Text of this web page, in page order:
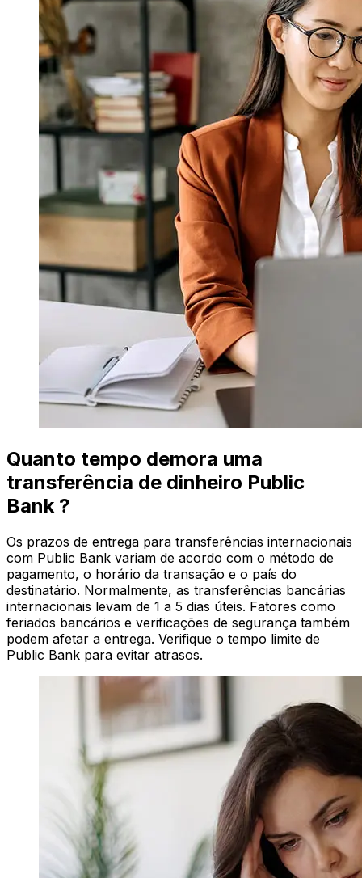
Quanto tempo demora uma
transferência de dinheiro Public
Bank ?
Os prazos de entrega para transferências internacionais
com Public Bank variam de acordo com o método de
pagamento, o horário da transação e o país do
destinatário. Normalmente, as transferências bancárias
internacionais levam de 1 a 5 dias úteis. Fatores como
feriados bancários e verificações de segurança também
podem afetar a entrega. Verifique o tempo limite de
Public Bank para evitar atrasos.